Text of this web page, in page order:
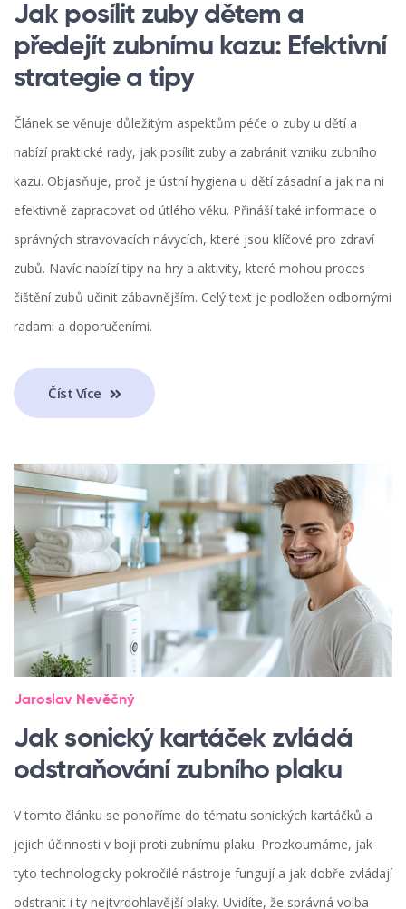
Jak posílit zuby dětem a
předejít zubnímu kazu: Efektivní
strategie a tipy
Článek se věnuje důležitým aspektům péče o zuby u dětí a
nabízí praktické rady, jak posílit zuby a zabránit vzniku zubního
kazu. Objasňuje, proč je ústní hygiena u dětí zásadní a jak na ni
efektivně zapracovat od útlého věku. Přináší také informace o
správných stravovacích návycích, které jsou klíčové pro zdraví
zubů. Navíc nabízí tipy na hry a aktivity, které mohou proces
čištění zubů učinit zábavnějším. Celý text je podložen odbornými
radami a doporučeními.
Číst Více
Jaroslav Nevěčný
Jak sonický kartáček zvládá
odstraňování zubního plaku
V tomto článku se ponoříme do tématu sonických kartáčků a
jejich účinnosti v boji proti zubnímu plaku. Prozkoumáme, jak
tyto technologicky pokročilé nástroje fungují a jak dobře zvládají
odstranit i ty nejtvrdohlavější plaky. Uvidíte, že správná volba